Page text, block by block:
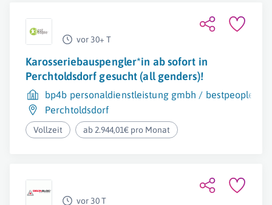
vor 30+ T
Karosseriebauspengler*in ab sofort in
Perchtoldsdorf gesucht (all genders)!
bp4b personaldienstleistung gmbh / bestpeople
Perchtoldsdorf
Vollzeit ab 2.944,01€ pro Monat
vor 30 T